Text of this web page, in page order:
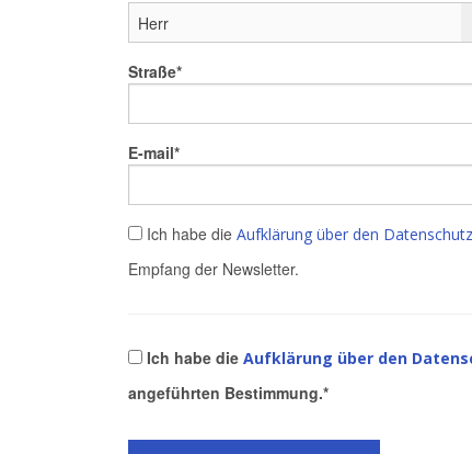
Straße
E-mail
Ich habe die Aufklärung über den Datenschutz
Empfang der Newsletter.
Ich habe die Aufklärung über den
angeführten Bestimmung.